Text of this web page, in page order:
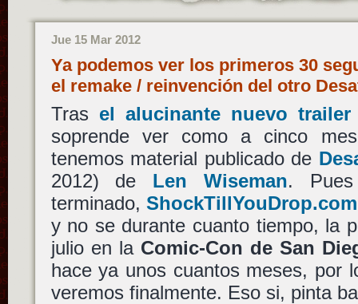
Jue 15 Mar 2012
Ya podemos ver los primeros 30
el remake / reinvención del otro
Tras el alucinante nuevo
soprende ver como a cinco
tenemos material publicado de
2012) de Len Wiseman.
terminado,
y no se durante cuanto tiempo, la
julio en la Comic-Con de San
hace ya unos cuantos meses, por
veremos finalmente. Eso si, pinta